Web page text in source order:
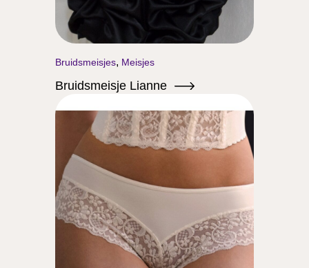
Bruidsmeisjes, Meisjes
Bruidsmeisje Lianne